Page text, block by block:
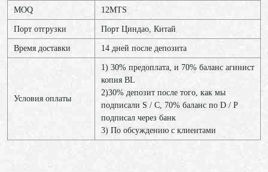
MOQ 12МТS
Порт отгрузки Порт Циндао, Китай
Время доставки 14 дней после депозита
Условия оплаты
1) 30% предоплата, и 70% баланс агинист
копия BL
2)30% депозит после того, как мы
подписали S / C, 70% баланс по D / P
подписал через банк
3) По обсуждению с клиентами